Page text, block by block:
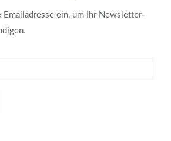
Emailadresse ein, um Ihr Newsletter-